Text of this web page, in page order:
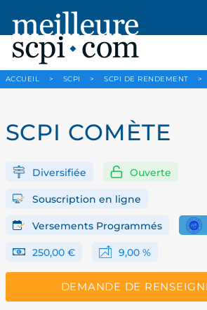
ACCUEIL > SCPI > SCPI DE RENDEMENT >
SCPI COMÈTE
Diversifiée Ouverte
Souscription en ligne
Versements Programmés
250,00 € 9,00 %
DEMANDE DE